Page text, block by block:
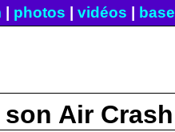
photos vidéos base
Air Crash